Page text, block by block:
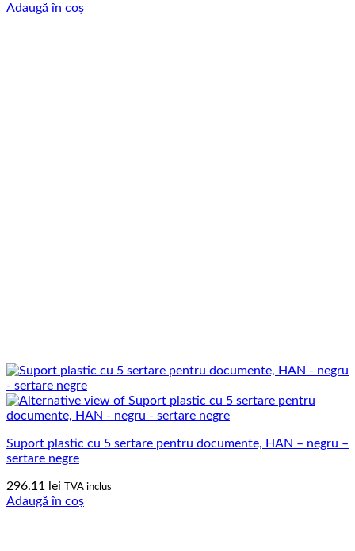
Adaugă în coș
Suport plastic cu 5 sertare pentru documente, HAN – negru –
sertare negre
296.11 lei TVA inclus
Adaugă în coș